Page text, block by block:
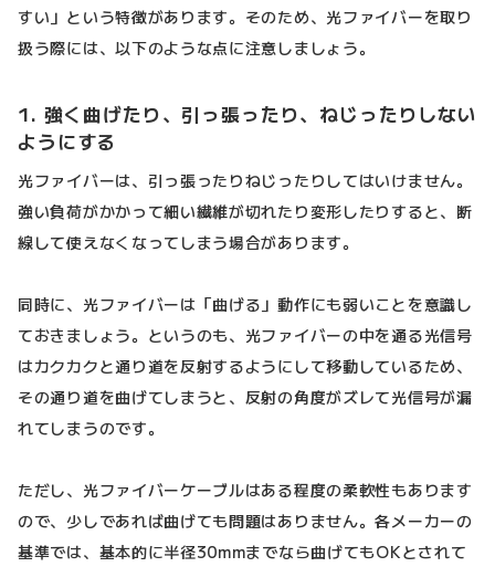
すい」という特徴があります。そのため、光ファイバーを取り
扱う際には、以下のような点に注意しましょう。
1. 強く曲げたり、引っ張ったり、ねじったりしない
ようにする
光ファイバーは、引っ張ったりねじったりしてはいけません。
強い負荷がかかって細い繊維が切れたり変形したりすると、断
線して使えなくなってしまう場合があります。
同時に、光ファイバーは「曲げる」動作にも弱いことを意識し
ておきましょう。というのも、光ファイバーの中を通る光信号
はカクカクと通り道を反射するようにして移動しているため、
その通り道を曲げてしまうと、反射の角度がズレて光信号が漏
れてしまうのです。
ただし、光ファイバーケーブルはある程度の柔軟性もあります
ので、少しであれば曲げても問題はありません。各メーカーの
基準では、基本的に半径30mmまでなら曲げてもOKとされて